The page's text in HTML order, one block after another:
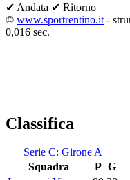
✔ Andata ✔ Ritorno
© www.sportrentino.it -
0,016 sec.
Classifica
Serie C: Girone A
Squadra
P G